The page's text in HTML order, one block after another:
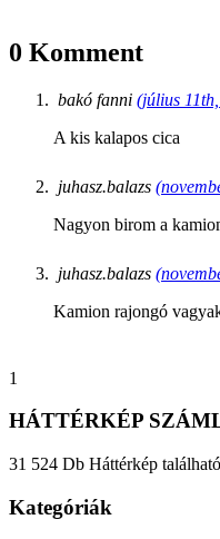
0 Komment
bakó fanni (július
A kis kalapos cica
juhasz.balazs
Nagyon birom a
juhasz.balazs
Kamion rajongó
1
HÁTTÉRKÉP
31 524 Db Háttérkép
Kategóriák